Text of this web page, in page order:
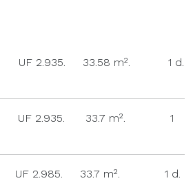
UF 2.935. 33.58 m². 1 d.
0. UF 2.935. 33.7 m². 1
0. UF 2.985. 33.7 m². 1 d.